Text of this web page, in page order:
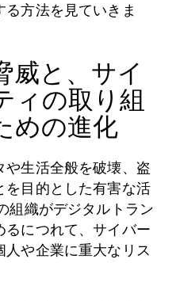
方法を見ていきま
威と、サイ
ィの取り組
めの進化
生活全般を破壊、盗
を目的とした有害な活
組織がデジタルトラン
につれて、サイバー
人や企業に重大なリス